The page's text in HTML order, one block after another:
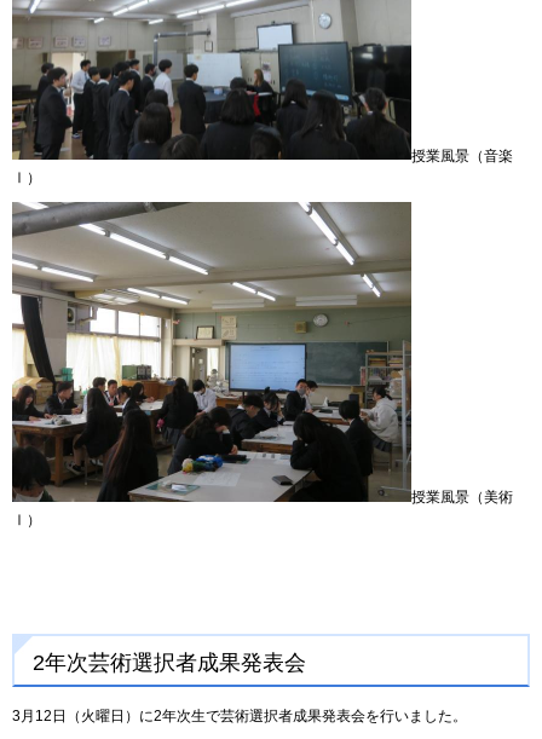
授業風景（音楽
Ⅰ）
授業風景（美術
Ⅰ）
2年次芸術選択者成果発表会
3月12日（火曜日）に2年次生で芸術選択者成果発表会を行いました。